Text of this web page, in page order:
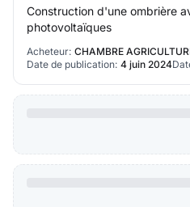
Construction d'une ombrière
photovoltaïques
Acheteur: CHAMBRE
Date de publication: 4 juin 2024